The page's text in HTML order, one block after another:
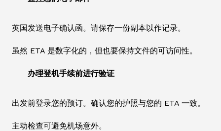
英国发送电子确认函。请保存一份副本以作记录。
虽然 ETA 是数字化的，但也要保持文件的可访问性。
办理登机手续前进行验证
出发前登录您的预订。确认您的护照与您的 ETA 一致。
主动检查可避免机场意外。